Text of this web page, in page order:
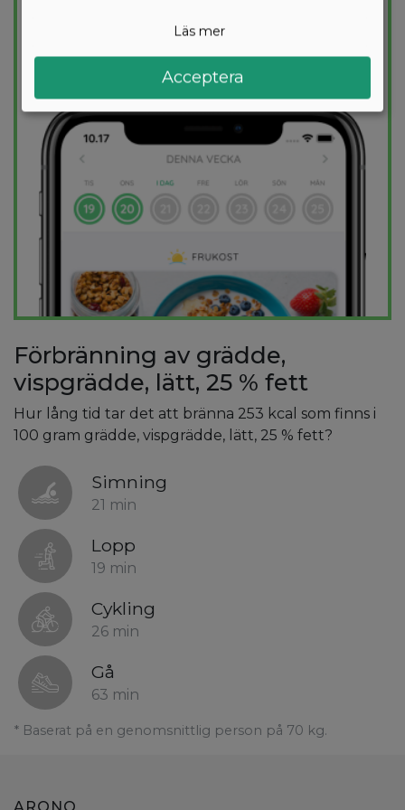
kalorimål varje dag.
PROVAGRATIS
Förbränning av grädde,
vispgrädde, lätt, 25 % fett
Hur lång tid tar det att bränna 253 kcal som finns i
100 gram grädde, vispgrädde, lätt, 25 % fett?
Simning
21 min
Lopp
19 min
Cykling
26 min
Gå
63 min
* Baserat på en genomsnittlig person på 70 kg.
Läs mer
Acceptera